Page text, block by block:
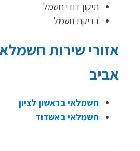
תיקון דודי חשמל
בדיקת חשמל
אזורי שירות
אביב
חשמלאי בראשון לציון
חשמלאי באשדוד